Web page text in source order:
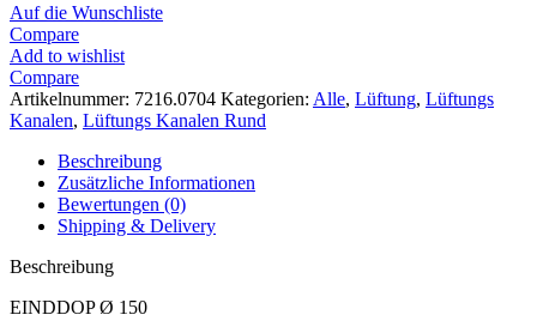
Auf die Wunschliste
Compare
Add to wishlist
Compare
Artikelnummer: 7216.0704 Kategorien: Alle, Lüftung, Lüftungs
Kanalen, Lüftungs Kanalen Rund
Beschreibung
Zusätzliche Informationen
Bewertungen (0)
Shipping & Delivery
Beschreibung
EINDDOP Ø 150